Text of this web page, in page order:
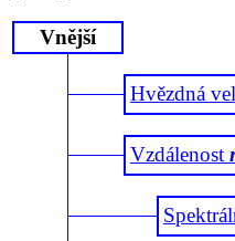
Vnější
Hvězdná
Vzdálenost